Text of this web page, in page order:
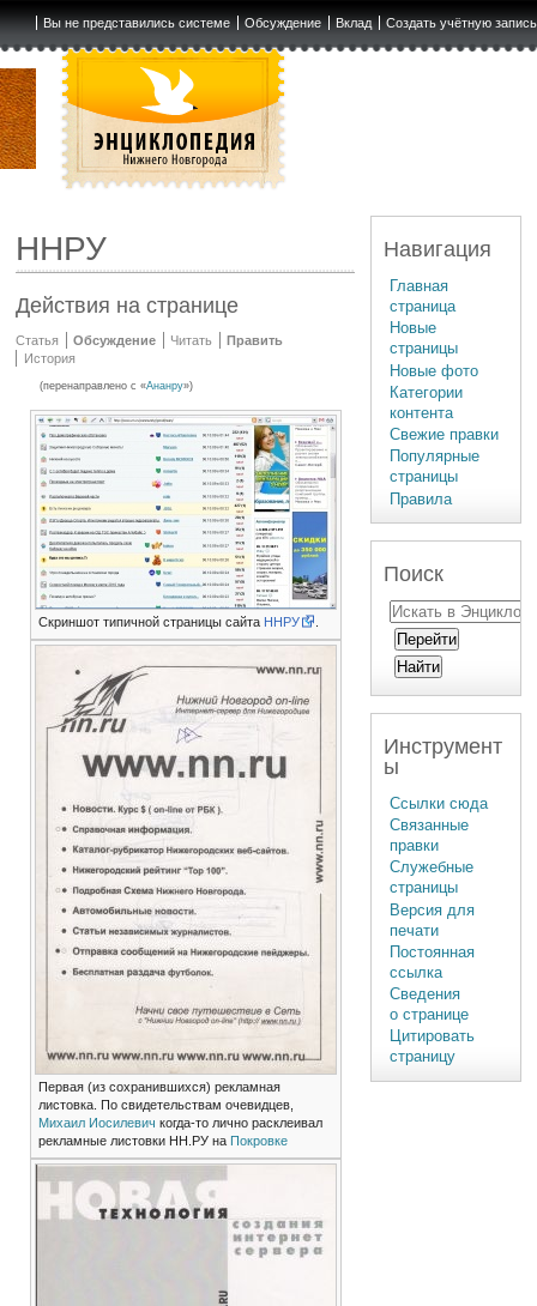
Вы не представились системе Обсуждение Вклад Создать учётную запись
ННРУ
Действия на странице
Статья Обсуждение Читать
Править
История
(перенаправлено с «Ананру»)
Скриншот типичной страницы сайта ННРУ
Первая (из сохранившихся) рекламная
листовка. По свидетельствам очевидцев,
Михаил Иосилевич когда-то лично расклеивал
рекламные листовки НН.РУ на Покровке
Навигация
Главная
страница
Новые
страницы
Новые фото
Категории
контента
Свежие правки
Популярные
страницы
Правила
Поиск
Инструмент
ы
Ссылки сюда
Связанные
правки
Служебные
страницы
Версия для
печати
Постоянная
ссылка
Сведения
о странице
Цитировать
страницу